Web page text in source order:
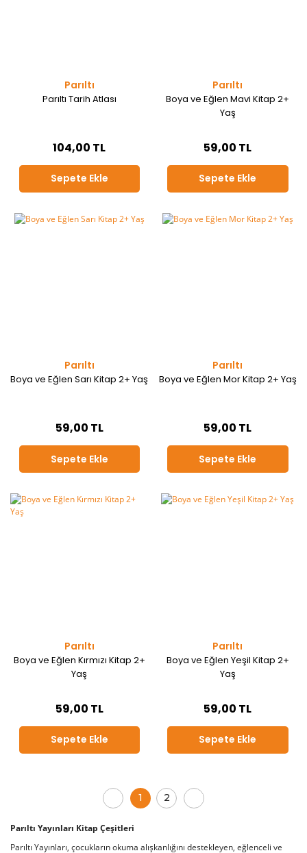
Parıltı
Parıltı Tarih Atlası
104,00 TL
Sepete Ekle
Parıltı
Boya ve Eğlen Mavi Kitap 2+
Yaş
59,00 TL
Sepete Ekle
Parıltı
Boya ve Eğlen Sarı Kitap 2+ Yaş
59,00 TL
Sepete Ekle
Parıltı
Boya ve Eğlen Mor Kitap 2+ Yaş
59,00 TL
Sepete Ekle
Parıltı
Boya ve Eğlen Kırmızı Kitap 2+
Yaş
59,00 TL
Sepete Ekle
Parıltı
Boya ve Eğlen Yeşil Kitap 2+
Yaş
59,00 TL
Sepete Ekle
1 2
Parıltı Yayınları Kitap Çeşitleri
Parıltı Yayınları, çocukların okuma alışkanlığını destekleyen, eğlenceli ve